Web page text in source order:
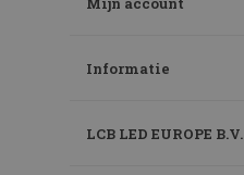
Informatie
LCB LED EUROPE B.V.